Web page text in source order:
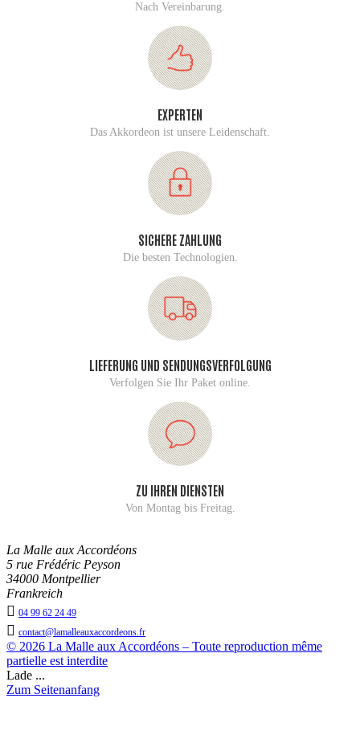
Nach Vereinbarung.
EXPERTEN
Das Akkordeon ist unsere Leidenschaft.
SICHERE ZAHLUNG
Die besten Technologien.
LIEFERUNG UND SENDUNGSVERFOLGUNG
Verfolgen Sie Ihr Paket online.
ZU IHREN DIENSTEN
Von Montag bis Freitag.
La Malle aux Accordéons
5 rue Frédéric Peyson
34000 Montpellier
Frankreich
 04 99 62 24 49
 contact@lamalleauxaccordeons.fr
© 2026 La Malle aux Accordéons – Toute reproduction même
partielle est interdite
Lade ...
Zum Seitenanfang